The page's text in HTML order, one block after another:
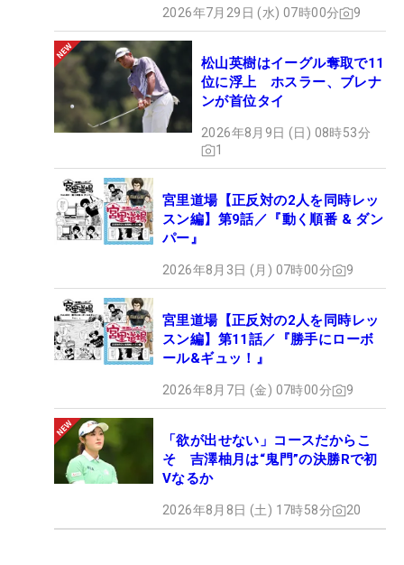
2026年7月29日 (水) 07時00分 9
松山英樹はイーグル奪取で11
位に浮上 ホスラー、ブレナ
ンが首位タイ
2026年8月9日 (日) 08時53分
1
宮里道場【正反対の2人を同時レッ
スン編】第9話／『動く順番 & ダン
パー』
2026年8月3日 (月) 07時00分 9
宮里道場【正反対の2人を同時レッ
スン編】第11話／『勝手にローボ
ール&ギュッ！』
2026年8月7日 (金) 07時00分 9
「欲が出せない」コースだからこ
そ 吉澤柚月は“鬼門”の決勝Rで初
Vなるか
2026年8月8日 (土) 17時58分 20